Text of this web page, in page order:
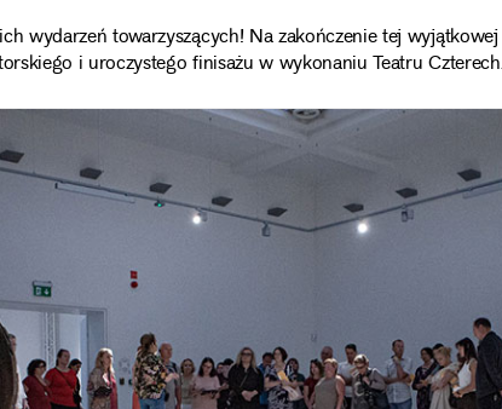
wydarzeń towarzyszących! Na zakończenie tej
i uroczystego finisażu w wykonaniu Teatru